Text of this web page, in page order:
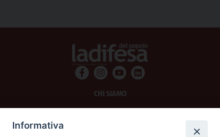
CHI SIAMO
Informativa